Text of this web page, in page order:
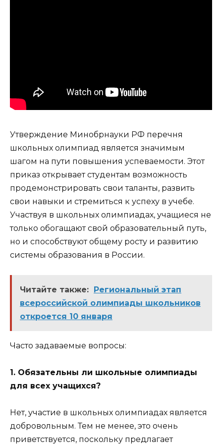
Утверждение Минобрнауки РФ перечня
школьных олимпиад является значимым
шагом на пути повышения успеваемости. Этот
приказ открывает студентам возможность
продемонстрировать свои таланты, развить
свои навыки и стремиться к успеху в учебе.
Участвуя в школьных олимпиадах, учащиеся не
только обогащают свой образовательный путь,
но и способствуют общему росту и развитию
системы образования в России.
Читайте также: Региональный этап
всероссийской олимпиады школьников
откроется 10 января
Часто задаваемые вопросы:
1. Обязательны ли школьные олимпиады
для всех учащихся?
Нет, участие в школьных олимпиадах является
добровольным. Тем не менее, это очень
приветствуется, поскольку предлагает